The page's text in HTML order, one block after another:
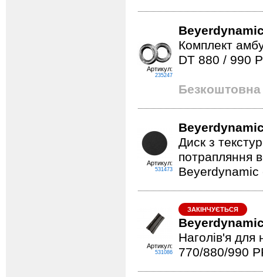
Артикул:
235247
Комплект
DT 880 / 990
Безкоштовна
Артикул:
531473
Диск з
потрапляння
Beyerdynamic
Артикул:
531086
ЗАКІНЧУЄТЬСЯ
Наголів'я для
770/880/990